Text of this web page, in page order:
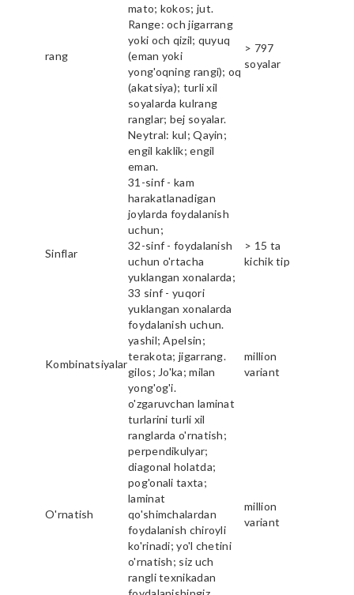
rang
mato; kokos; jut.
Range: och jigarrang
yoki och qizil; quyuq
(eman yoki
yong'oqning rangi); oq
(akatsiya); turli xil
soyalarda kulrang
ranglar; bej soyalar.
Neytral: kul; Qayin;
engil kaklik; engil
eman.
> 797
soyalar
Sinflar
31-sinf - kam
harakatlanadigan
joylarda foydalanish
uchun;
32-sinf - foydalanish
uchun o'rtacha
yuklangan xonalarda;
33 sinf - yuqori
yuklangan xonalarda
foydalanish uchun.
> 15 ta
kichik tip
Kombinatsiyalar
yashil; Apelsin;
terakota; jigarrang.
gilos; Jo'ka; milan
yong'og'i.
million
variant
O'rnatish
o'zgaruvchan laminat
turlarini turli xil
ranglarda o'rnatish;
perpendikulyar;
diagonal holatda;
pog'onali taxta;
laminat
qo'shimchalardan
foydalanish chiroyli
ko'rinadi; yo'l chetini
o'rnatish; siz uch
rangli texnikadan
million
variant